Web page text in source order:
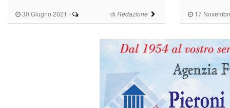
30 Giugno 2021 - di Redazione 17